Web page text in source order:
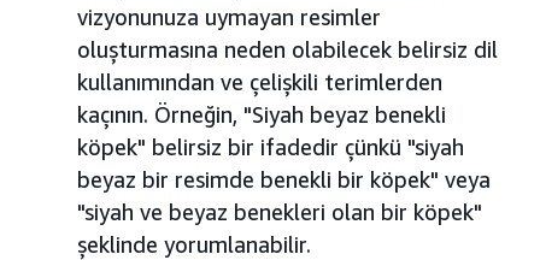
vizyonunuza uymayan resimler
oluşturmasına neden olabilecek belirsiz dil
kullanımından ve çelişkili terimlerden
kaçının. Örneğin, "Siyah beyaz benekli
köpek" belirsiz bir ifadedir çünkü "siyah
beyaz bir resimde benekli bir köpek" veya
"siyah ve beyaz benekleri olan bir köpek"
şeklinde yorumlanabilir.